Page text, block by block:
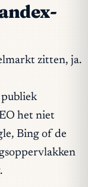
zitten, ja.
publiek
het niet
Bing of de